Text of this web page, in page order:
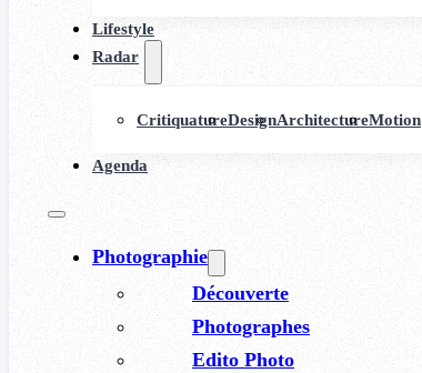
Lifestyle
Radar
CritiquatureDesignArchitectureMotion
Agenda
Photographie
Découverte
Photographes
Edito Photo